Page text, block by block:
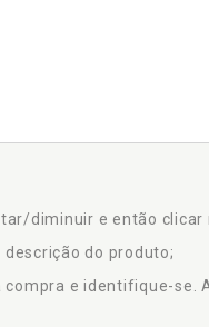
diminuir e então
do produto;
e identifique-se.